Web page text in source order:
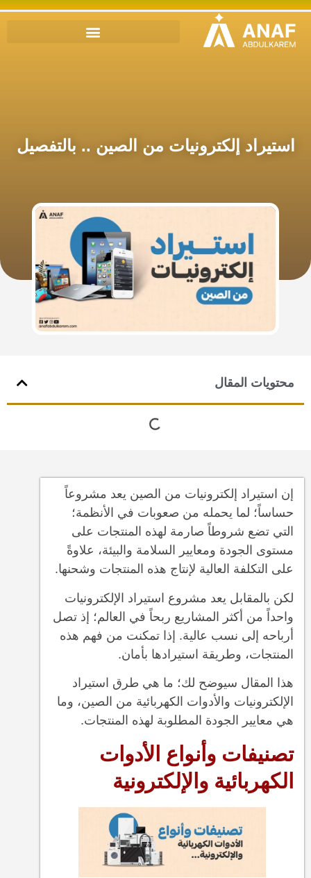
استيراد إلكترونيات من الصين .. بالتفصيل
محتويات المقال
إن استيراد إلكترونيات من الصين يعد مشروعاً
حساساً؛ لما يحمله من صعوبات في الأنظمة؛
التي تضع شروطاً صارمة لهذه المنتجات على
مستوى الجودة ومعايير السلامة والبيئة، علاوةً
على التكلفة العالية لإنتاج هذه المنتجات وشحنها.
لكن بالمقابل يعد مشروع استيراد الإلكترونيات
واحداً من أكثر المشاريع ربحاً في العالم؛ إذ تصل
أرباحه إلى نسب عالية. إذا تمكنت من فهم هذه
المنتجات، وطريقة استيرادها بأمان.
هذا المقال سيوضح لك؛ ما هي طرق استيراد
الإلكترونيات والأدوات الكهربائية من الصين، وما
هي معايير الجودة المطلوبة لهذه المنتجات.
تصنيفات وأنواع الأدوات
الكهربائية والإلكترونية